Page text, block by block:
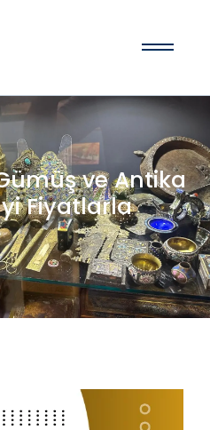
ve Antika
İyi Fiyatlarla